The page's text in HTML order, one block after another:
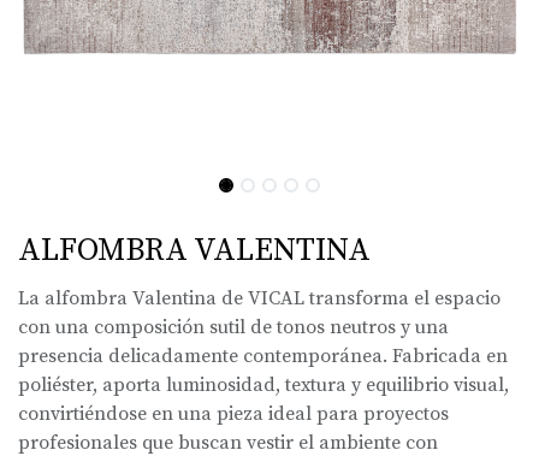
ALFOMBRA VALENTINA
La alfombra Valentina de VICAL transforma el espacio
con una composición sutil de tonos neutros y una
presencia delicadamente contemporánea. Fabricada en
poliéster, aporta luminosidad, textura y equilibrio visual,
convirtiéndose en una pieza ideal para proyectos
profesionales que buscan vestir el ambiente con